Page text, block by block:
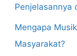
Penjelasannya
Mengapa
Masyarakat?